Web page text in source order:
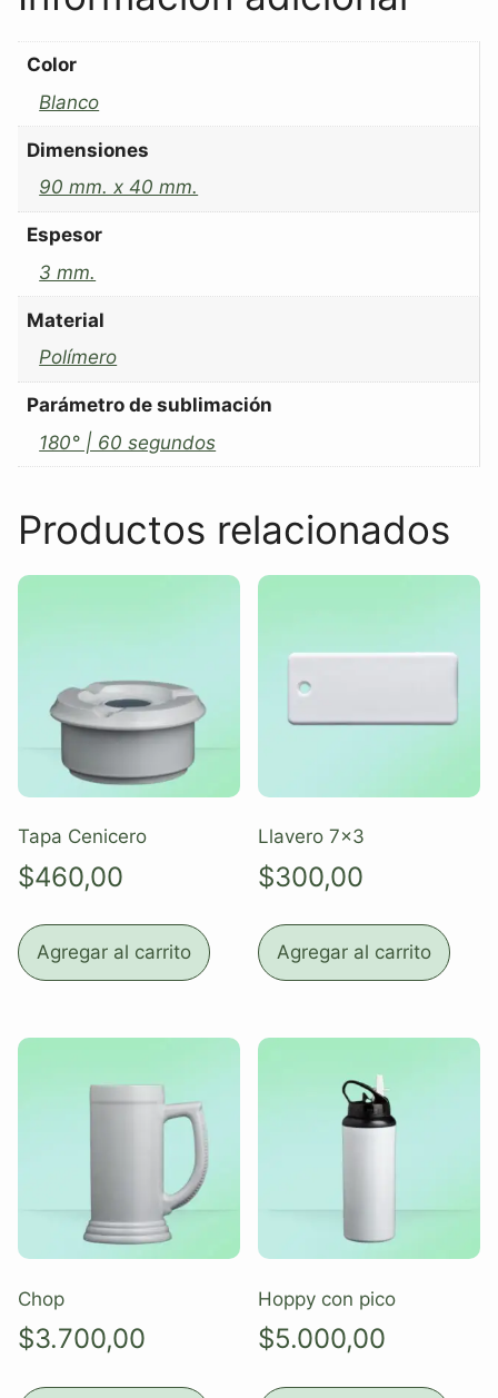
Color
Blanco
Dimensiones
90 mm. x 40 mm.
Espesor
3 mm.
Material
Polímero
Parámetro de sublimación
180° | 60 segundos
Productos relacionados
Tapa Cenicero
$460,00
Agregar al carrito
Llavero 7×3
$300,00
Agregar al carrito
Chop
$3.700,00
Hoppy con pico
$5.000,00